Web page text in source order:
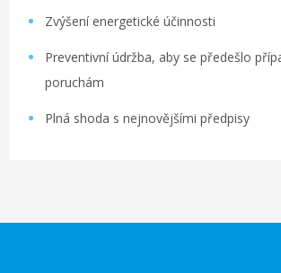
Zvýšení energetické účinnosti
Preventivní údržba, aby se předešlo
poruchám
Plná shoda s nejnovějšími předpisy